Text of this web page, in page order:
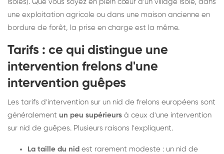
isolés). Que vous soyez en plein cœur d'un village isolé, dans
une exploitation agricole ou dans une maison ancienne en
bordure de forêt, la prise en charge est la même.
Tarifs : ce qui distingue une
intervention frelons d'une
intervention guêpes
Les tarifs d'intervention sur un nid de frelons européens sont
généralement un peu supérieurs à ceux d'une intervention
sur nid de guêpes. Plusieurs raisons l'expliquent.
La taille du nid est rarement modeste : un nid de